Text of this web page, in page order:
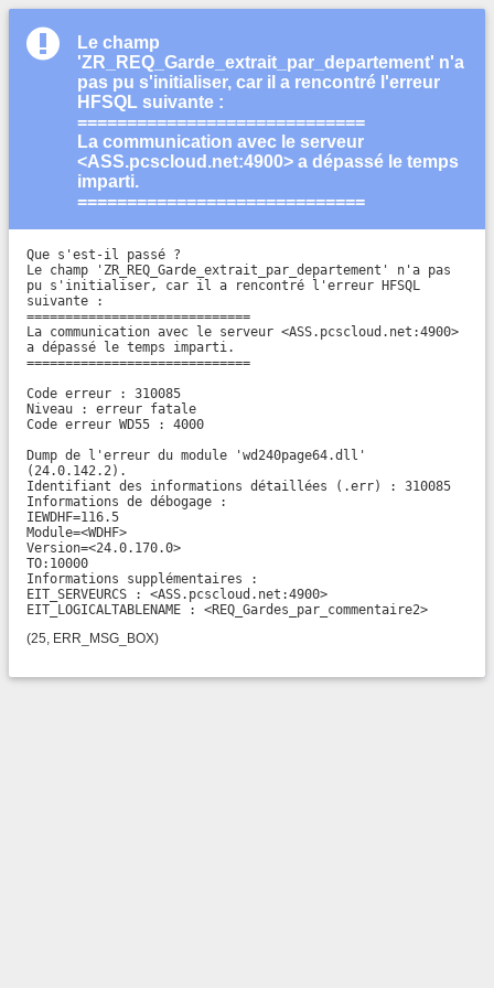
Le champ
'ZR_REQ_Garde_extrait_par_departement' n'a
pas pu s'initialiser, car il a rencontré l'erreur
HFSQL suivante :
=============================
La communication avec le serveur
<ASS.pcscloud.net:4900> a dépassé le temps
imparti.
=============================
Que s'est-il passé ?
Le champ 'ZR_REQ_Garde_extrait_par_departement' n'a pas
pu s'initialiser, car il a rencontré l'erreur HFSQL
suivante :
=============================
La communication avec le serveur <ASS.pcscloud.net:4900>
a dépassé le temps imparti.
=============================
Code erreur : 310085
Niveau : erreur fatale
Code erreur WD55 : 4000
Dump de l'erreur du module 'wd240page64.dll'
(24.0.142.2).
Identifiant des informations détaillées (.err) : 310085
Informations de débogage :
IEWDHF=116.5
Module=<WDHF>
Version=<24.0.170.0>
TO:10000
Informations supplémentaires :
EIT_SERVEURCS : <ASS.pcscloud.net:4900>
EIT_LOGICALTABLENAME : <REQ_Gardes_par_commentaire2>
(25, ERR_MSG_BOX)